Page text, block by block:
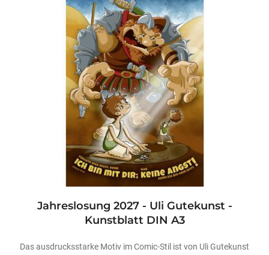
Jahreslosung 2027 - Uli Gutekunst -
Kunstblatt DIN A3
Das ausdrucksstarke Motiv im Comic-Stil ist von Uli Gutekunst